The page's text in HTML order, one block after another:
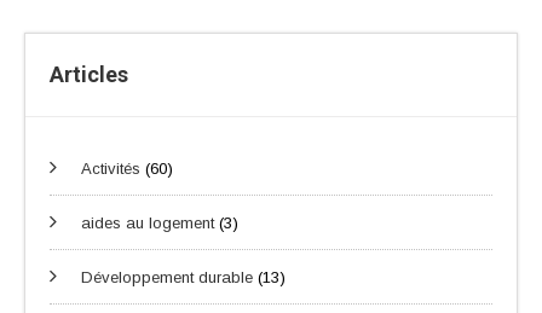
Articles
Activités (60)
aides au logement(3)
Développement durable (13)